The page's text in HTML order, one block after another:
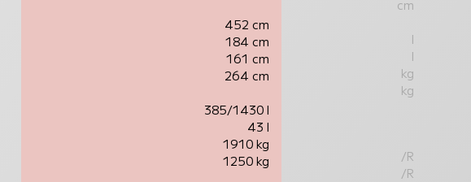
452 cm
184 cm
161 cm
264 cm
385/1430 l
43 l
1910 kg
1250 kg
cm
l
l
kg
kg
/R
/R